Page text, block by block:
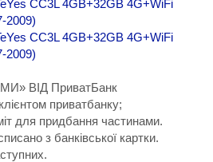
ВІД ПриватБанк
приватбанку;
для придбання частинами.
з банківської картки.